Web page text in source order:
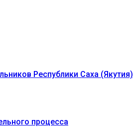
Республики Саха (Якутия)
процесса